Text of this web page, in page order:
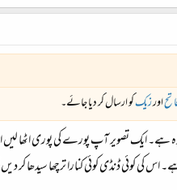
اورزیککو ارسال کر دیا جائے۔
ہے۔ ایک تصویر آپ پورے کی پوری اٹھا
اس کی کوئی ڈنڈی کوئی کنارا ترچھا سیدھا کر